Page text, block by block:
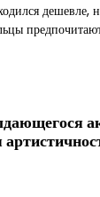
дешевле,